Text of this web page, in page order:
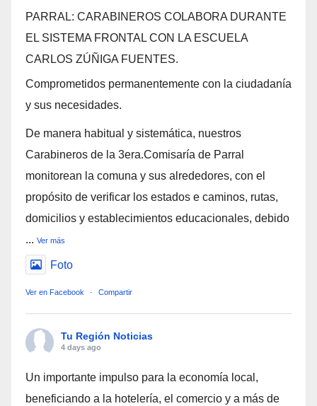
PARRAL: CARABINEROS COLABORA DURANTE
EL SISTEMA FRONTAL CON LA ESCUELA
CARLOS ZÚÑIGA FUENTES.
Comprometidos permanentemente con la ciudadanía
y sus necesidades.
De manera habitual y sistemática, nuestros
Carabineros de la 3era.Comisaría de Parral
monitorean la comuna y sus alrededores, con el
propósito de verificar los estados e caminos, rutas,
domicilios y establecimientos educacionales, debido
... Ver más
Foto
Ver en Facebook · Compartir
Tu Región Noticias
4 days ago
Un importante impulso para la economía local,
beneficiando a la hotelería, el comercio y a más de